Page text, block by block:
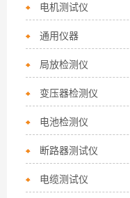
电机测试仪
通用仪器
局放检测仪
变压器检测仪
电池检测仪
断路器测试仪
电缆测试仪